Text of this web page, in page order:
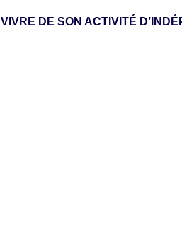
DE SON ACTIVITÉ